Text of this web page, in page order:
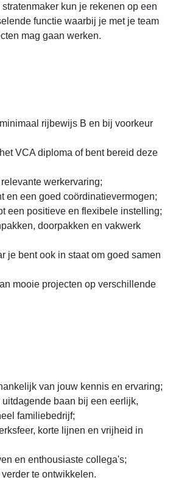
kun je rekenen op een
functie waarbij je met je team
mag gaan werken.
rijbewijs B en bij voorkeur
VCA diploma of bent bereid deze
werkervaring;
en een goed coördinatievermogen;
een positieve en flexibele instelling;
doorpakken en vakwerk
je bent ook in staat om goed samen
mooie projecten op verschillende
van jouw kennis en ervaring;
baan bij een eerlijk,
familiebedrijf;
korte lijnen en vrijheid in
en enthousiaste collega's;
te ontwikkelen.